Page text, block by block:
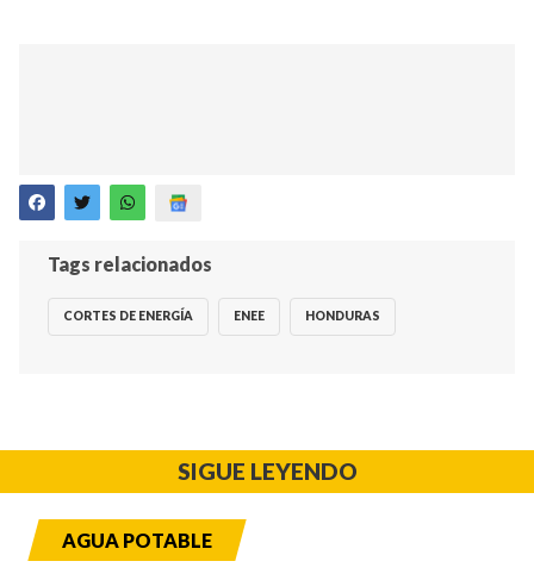
Tags relacionados
CORTES DE ENERGÍA ENEE HONDURAS
SIGUE LEYENDO
AGUA POTABLE